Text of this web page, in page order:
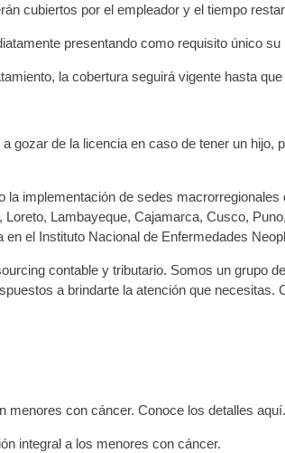
cubiertos por el empleador y el tiempo
presentando como requisito único
la cobertura seguirá vigente hasta
gozar de la licencia en caso de tener un
implementación de sedes
Lambayeque, Cajamarca, Cusco,
el Instituto Nacional de Enfermedades
contable y tributario. Somos un grupo
a brindarte la atención que necesitas.
menores con cáncer. Conoce los detalles aquí.
integral a los menores con cáncer.